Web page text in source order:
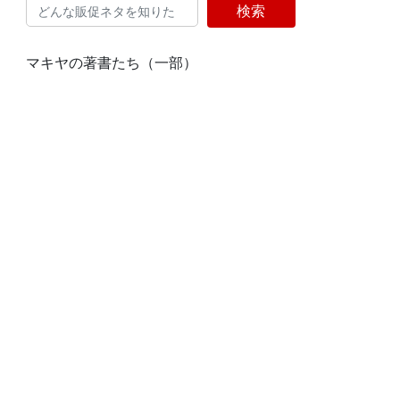
検索
マキヤの著書たち（一部）